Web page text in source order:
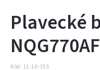
Plavecké
Kód: 11-10-355